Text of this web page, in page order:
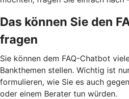
Das können Sie den
fragen
Sie können dem FAQ-Chatbot
Bankthemen stellen. Wichtig ist
formulieren, wie Sie es auch
oder einem Berater tun würden.